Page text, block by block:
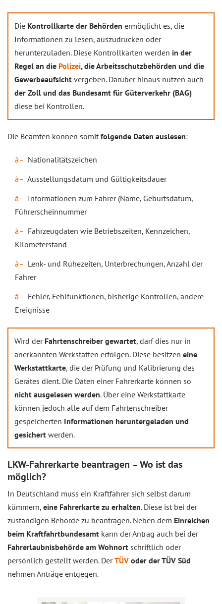
Die Kontrollkarte der Behörden ermöglicht es, die
Informationen zu lesen, auszudrucken oder
herunterzuladen. Diese Kontrollkarten werden in der
Regel an die Polizei, die Arbeitsschutzbehörden und die
Gewerbeaufsicht vergeben. Darüber hinaus nutzen auch
der Zoll und das Bundesamt für Güterverkehr (BAG)
diese bei Kontrollen.
Die Beamten können somit folgende Daten auslesen:
Nationalitätszeichen
Ausstellungsdatum und Gültigkeitsdauer
Informationen zum Fahrer (Name, Geburtsdatum,
Führerscheinnummer
Fahrzeugdaten wie Betriebszeiten, Kennzeichen,
Kilometerstand
Lenk- und Ruhezeiten, Unterbrechungen, Anzahl der
Fahrer
Fehler, Fehlfunktionen, bisherige Kontrollen, andere
Ereignisse
Wird der Fahrtenschreiber gewartet, darf dies nur in
anerkannten Werkstätten erfolgen. Diese besitzen eine
Werkstattkarte, die der Prüfung und Kalibrierung des
Gerätes dient. Die Daten einer Fahrerkarte können so
nicht ausgelesen werden. Über eine Werkstattkarte
können jedoch alle auf dem Fahrtenschreiber
gespeicherten Informationen heruntergeladen und
gesichert werden.
LKW-Fahrerkarte beantragen – Wo ist das
möglich?
In Deutschland muss ein Kraftfahrer sich selbst darum
kümmern, eine Fahrerkarte zu erhalten. Diese ist bei der
zuständigen Behörde zu beantragen. Neben dem Einreichen
beim Kraftfahrtbundesamt kann der Antrag auch bei der
Fahrerlaubnisbehörde am Wohnort schriftlich oder
persönlich gestellt werden. DerTÜV oder der TÜV Süd
nehmen Anträge entgegen.